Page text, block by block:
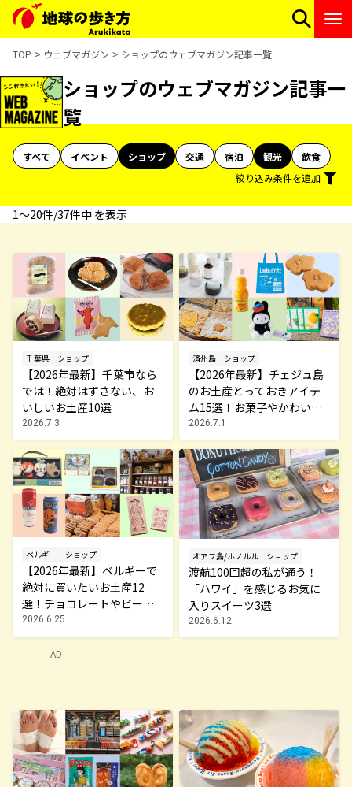
TOP ウェブマガジン ショップのウェブマガジン記事一覧
ショップのウェブマガジン記事一
覧
すべて イベント ショップ 交通 宿泊 観光
飲食
絞り込み条件を追加
1〜20件/37件中 を表示
千葉県 ショップ
【2026年最新】千葉市なら
では！絶対はずさない、お
いしいお土産10選
2026.7.3
済州島 ショップ
【2026年最新】チェジュ島
のお土産とっておきアイテ
ム15選！お菓子やかわいい
雑貨、限定コスメまで
2026.7.1
ベルギー ショップ
【2026年最新】ベルギーで
絶対に買いたいお土産12
選！チョコレートやビー
ル・雑貨まで紹介
2026.6.25
オアフ島/ホノルル ショップ
渡航100回超の私が通う！
「ハワイ」を感じるお気に
入りスイーツ3選
2026.6.12
AD